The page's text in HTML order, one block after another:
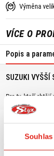
Souhlas
Výměna
VÍCE O
Popis a
SUZUKI VYŠŠÍ
Pro ty, kteří chtějí
než standardní
MOHLO BY